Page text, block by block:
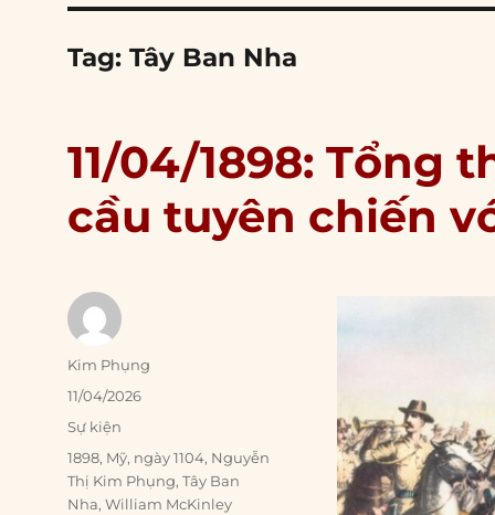
Tag:Tây Ban Nha
11/04/1898: Tổng
cầu tuyên chiến
Author
Kim Phụng
Posted
11/04/2026
Categories
Sự kiện
Tags
1898, Mỹ, ngày 1104, Nguyễn
Thị Kim Phụng,Tây Ban
Nha,William McKinley